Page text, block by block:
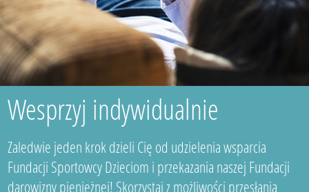
Wesprzyj indywidualnie
Zaledwie jeden krok dzieli Cię od udzielenia wsparcia
Fundacji Sportowcy Dzieciom i przekazania naszej Fundacji
darowizny pieniężnej! Skorzystaj z możliwości przesłania